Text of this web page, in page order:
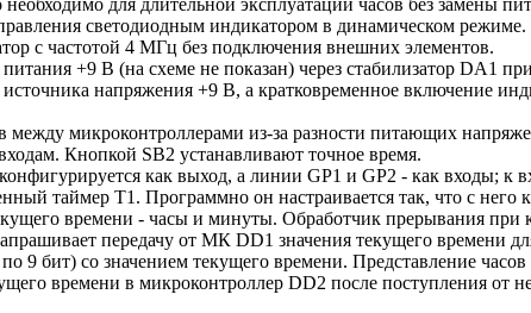
светодиодным индикатором в динамическом режиме.
с частотой 4 МГц без подключения внешних элементов.
+9 В (на схеме не показан) через стабилизатор DA1
напряжения +9 В, а кратковременное включение
микроконтроллерами из-за разности питающих
Кнопкой SB2 устанавливают точное время.
как выход, а линии GP1 и GP2 - как входы; к
таймер Т1. Программно он настраивается так, что с
времени - часы и минуты. Обработчик прерывания при
передачу от МК DD1 значения текущего времени
9 бит) со значением текущего времени. Представление
времени в микроконтроллер DD2 после поступления от